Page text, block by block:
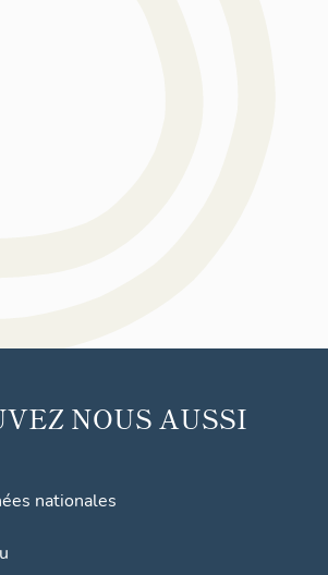
NOUS AUSSI
nationales